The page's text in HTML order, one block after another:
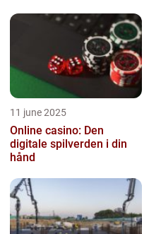
11 june 2025
Online casino: Den
digitale spilverden i din
hånd